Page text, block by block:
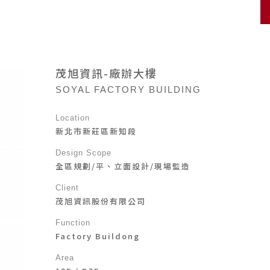
茂旭資訊-廠辦大樓
SOYAL FACTORY BUILDING
Location
新北市新莊區新知段
Design Scope
全區規劃/平、立面設計/現場監造
Client
茂旭資訊股份有限公司
Function
Factory Buildong
Area